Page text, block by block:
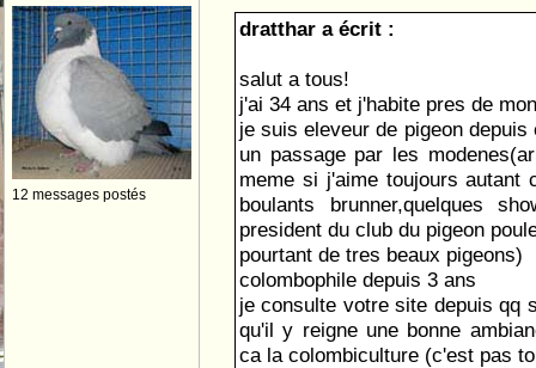
12 messages postés
dratthar a écrit :
salut a tous!
j'ai 34 ans et j'habite pres de
je suis eleveur de pigeon
un passage par les
meme si j'aime toujours autant
boulants brunner,quelques
president du club du pigeon
pourtant de tres beaux pigeons)
colombophile depuis 3 ans
je consulte votre site depuis qq
qu'il y reigne une bonne
ca la colombiculture (c'est pas